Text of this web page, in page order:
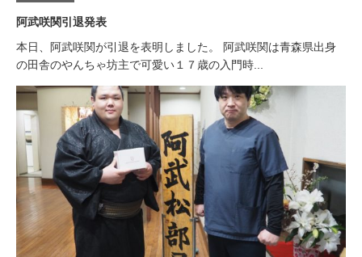
阿武咲関引退発表
本日、阿武咲関が引退を表明しました。 阿武咲関は青森県出身
の田舎のやんちゃ坊主で可愛い１７歳の入門時...